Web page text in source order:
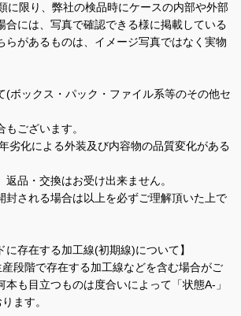
に限り、弊社の検品時にケースの内部や外部
合には、写真で確認できる様に掲載している
らがあるものは、イメージ写真ではなく実物
(ボックス・パック・ファイル系等のその他セ
ございます。
劣化による外装及び内容物の品質変化がある
品・交換はお受け出来ません。
封される場合は以上を必ずご理解頂いた上で
に存在する加工線(初期線)について】
段階で存在する加工線などを含む場合がご
本も目立つものは度合いによって「状態A-」
ます。